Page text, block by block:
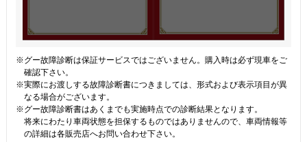
※グー故障診断は保証サービスではございません。購入時は必ず現車をご
確認下さい。
※実際にお渡しする故障診断書につきましては、形式および表示項目が異
なる場合がございます。
※グー故障診断書はあくまでも実施時点での診断結果となります。
将来にわたり車両状態を担保するものではありませんので、車両情報等
の詳細は各販売店へお問い合わせ下さい。